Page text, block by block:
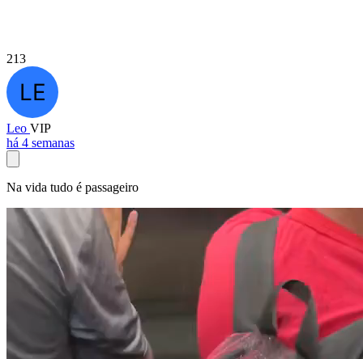
213
Leo VIP
há 4 semanas
Na vida tudo é passageiro